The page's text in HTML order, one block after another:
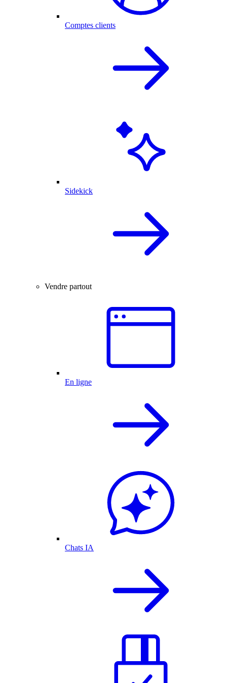
Comptes clients
Sidekick
Vendre partout
En ligne
Chats IA